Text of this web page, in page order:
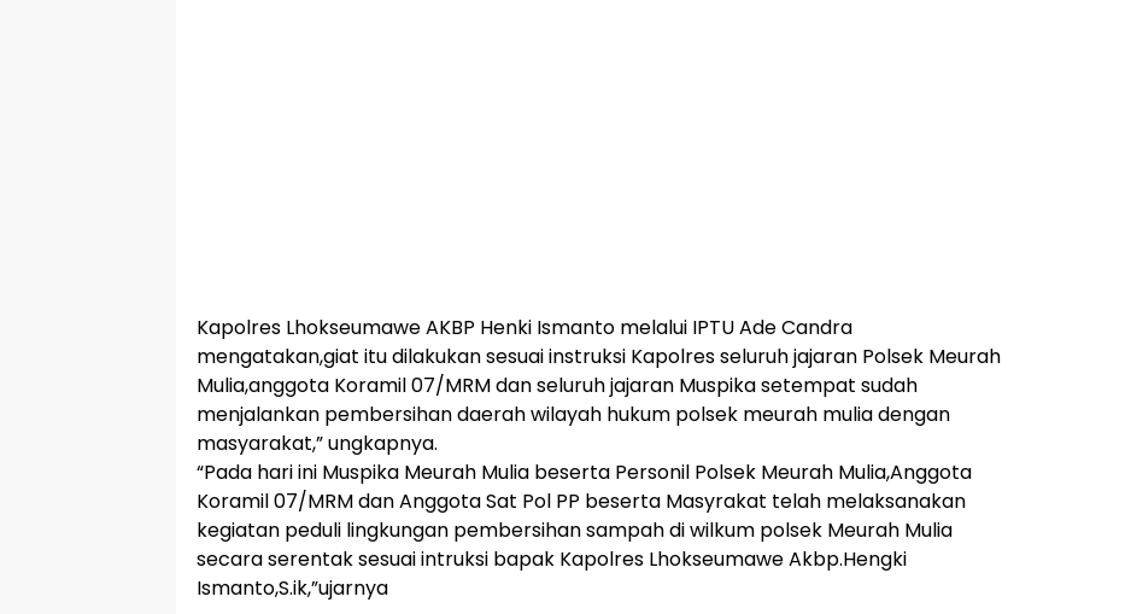
Kapolres Lhokseumawe AKBP Henki Ismanto melalui IPTU Ade Candra
mengatakan,giat itu dilakukan sesuai instruksi Kapolres seluruh jajaran Polsek Meurah
Mulia,anggota Koramil 07/MRM dan seluruh jajaran Muspika setempat sudah
menjalankan pembersihan daerah wilayah hukum polsek meurah mulia dengan
masyarakat,” ungkapnya.
“Pada hari ini Muspika Meurah Mulia beserta Personil Polsek Meurah Mulia,Anggota
Koramil 07/MRM dan Anggota Sat Pol PP beserta Masyrakat telah melaksanakan
kegiatan peduli lingkungan pembersihan sampah di wilkum polsek Meurah Mulia
secara serentak sesuai intruksi bapak Kapolres Lhokseumawe Akbp.Hengki
Ismanto,S.ik,”ujarnya